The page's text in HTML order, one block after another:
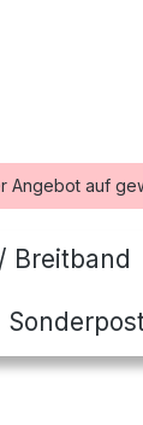
Angebot auf
Breitband